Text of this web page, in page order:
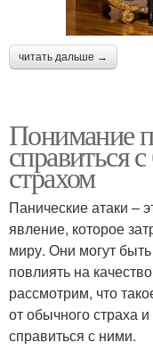
читать дальше →
Понимание
справиться
страхом
Панические атаки –
явление, которое
миру. Они могут
повлиять на
рассмотрим, что
от обычного страха
справиться с ними.